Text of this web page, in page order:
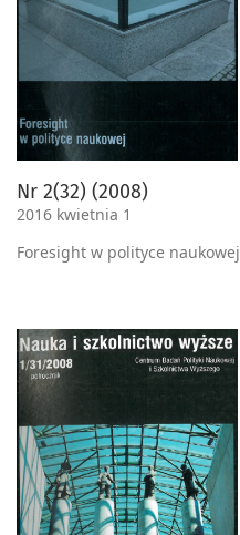
Nr 2(32) (2008)
2016 kwietnia 1
Foresight w polityce naukowej